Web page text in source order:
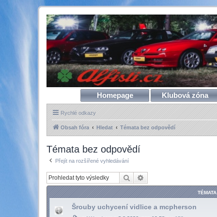
Homepage Klubová zóna
Rychlé odkazy
Obsah fóra Hledat Témata bez odpovědí
Témata bez odpovědí
Přejít na rozšířené vyhledávání
Hledat
TÉMATA
Šrouby uchycení vidlice a mcpherson